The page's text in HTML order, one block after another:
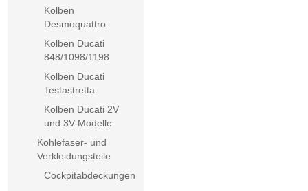
Kolben
Desmoquattro
Kolben Ducati
848/1098/1198
Kolben Ducati
Testastretta
Kolben Ducati 2V
und 3V Modelle
Kohlefaser- und
Verkleidungsteile
Cockpitabdeckungen